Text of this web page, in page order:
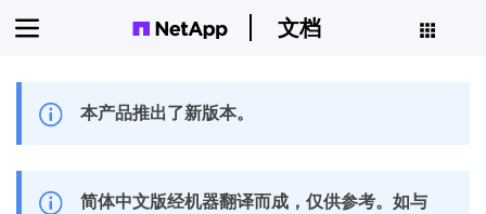
文档
本产品推出了新版本。
简体中文版经机器翻译而成，仅供参考。如与